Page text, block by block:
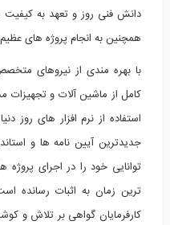
04:59
05:05
بخشی
10:37
بخشی
بخشی
همچنین به انجام پروژه های
با بهره مندی از نیروهای
کامل از ماشین آلات و تجهیزات
استفاده از نرم افزار های روز
جدیدترین آیین نامه ها و
توانایی خود را در اجرای
ترین زمان به اثبات رسانده
کارفرمایان گواهی بر تلاش و